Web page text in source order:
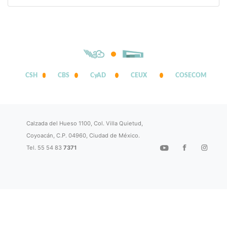
CSH CBS CyAD CEUX COSECOM
Calzada del Hueso 1100, Col. Villa Quietud,
Coyoacán, C.P. 04960, Ciudad de México.
Tel. 55 54 837371